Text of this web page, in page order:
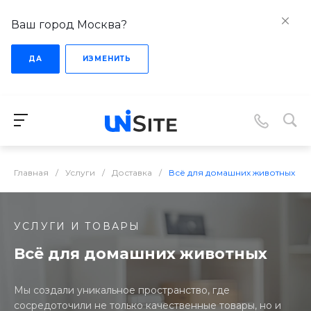
Ваш город Москва?
ДА ИЗМЕНИТЬ
Главная / Услуги / Доставка / Всё для домашних животных
УСЛУГИ И ТОВАРЫ
Всё для домашних животных
Мы создали уникальное пространство, где
сосредоточили не только качественные товары, но и